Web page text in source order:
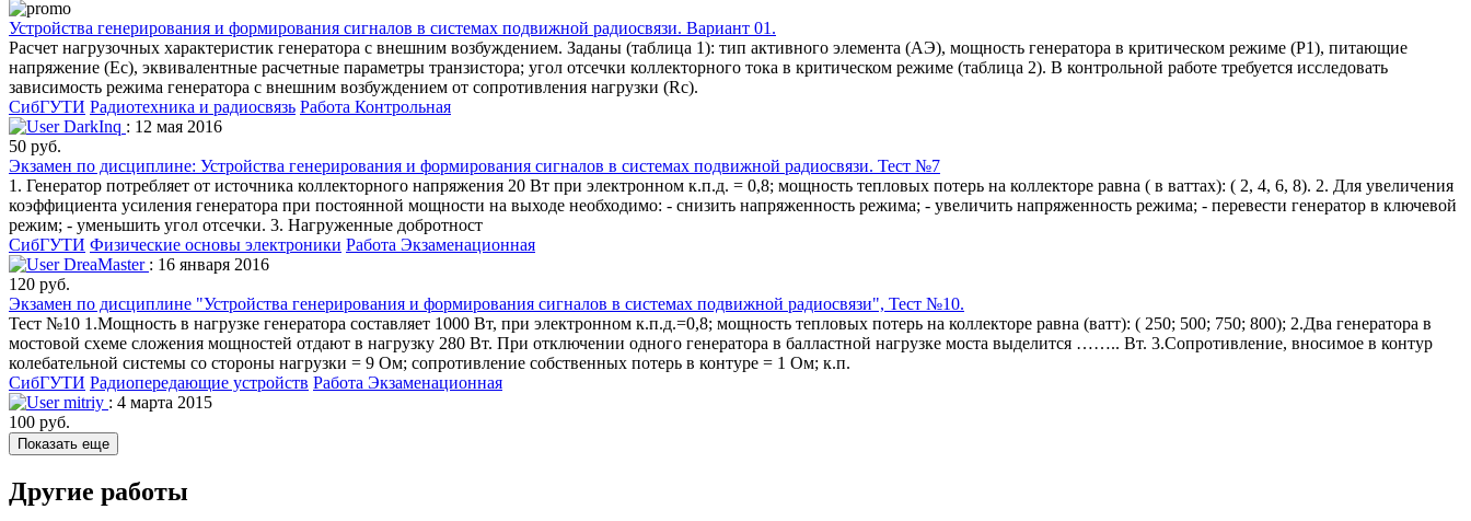
Устройства генерирования и формирования сигналов в системах подвижной радиосвязи. Вариант 01.
Расчет нагрузочных характеристик генератора с внешним возбуждением. Заданы (таблица 1): тип активного элемента (АЭ), мощность генератора в критическом режиме (Р1), питающие
напряжение (Ес), эквивалентные расчетные параметры транзистора; угол отсечки коллекторного тока в критическом режиме (таблица 2). В контрольной работе требуется исследовать
зависимость режима генератора с внешним возбуждением от сопротивления нагрузки (Rс).
СибГУТИ Радиотехника и радиосвязь Работа Контрольная
DarkInq : 12 мая 2016
50 руб.
Экзамен по дисциплине: Устройства генерирования и формирования сигналов в системах подвижной радиосвязи. Тест №7
1. Генератор потребляет от источника коллекторного напряжения 20 Вт при электронном к.п.д. = 0,8; мощность тепловых потерь на коллекторе равна ( в ваттах): ( 2, 4, 6, 8). 2. Для увеличения
коэффициента усиления генератора при постоянной мощности на выходе необходимо: - снизить напряженность режима; - увеличить напряженность режима; - перевести генератор в ключевой
режим; - уменьшить угол отсечки. 3. Нагруженные добротност
СибГУТИ Физические основы электроники Работа Экзаменационная
DreaMaster : 16 января 2016
120 руб.
Экзамен по дисциплине "Устройства генерирования и формирования сигналов в системах подвижной радиосвязи", Тест №10.
Тест №10 1.Мощность в нагрузке генератора составляет 1000 Вт, при электронном к.п.д.=0,8; мощность тепловых потерь на коллекторе равна (ватт): ( 250; 500; 750; 800); 2.Два генератора в
мостовой схеме сложения мощностей отдают в нагрузку 280 Вт. При отключении одного генератора в балластной нагрузке моста выделится …….. Вт. 3.Сопротивление, вносимое в контур
колебательной системы со стороны нагрузки = 9 Ом; сопротивление собственных потерь в контуре = 1 Ом; к.п.
СибГУТИ Радиопередающие устройств Работа Экзаменационная
mitriy : 4 марта 2015
100 руб.
Показать еще
Другие работы